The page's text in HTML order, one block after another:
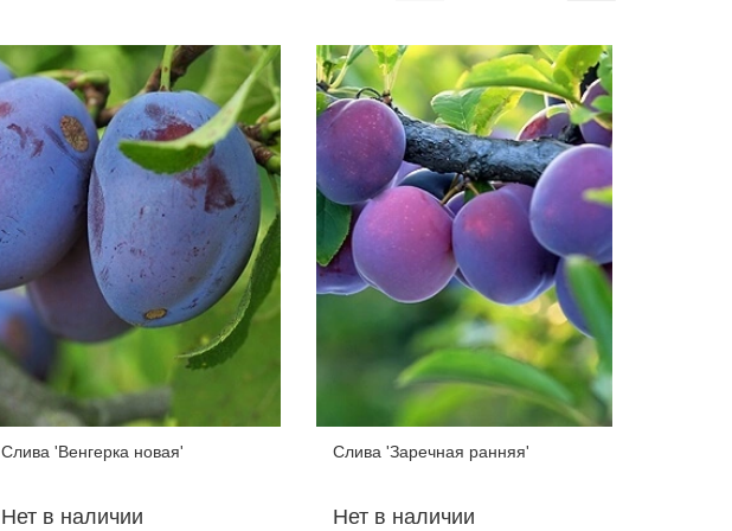
Слива 'Венгерка новая'
Нет в наличии
Слива 'Заречная ранняя'
Нет в наличии